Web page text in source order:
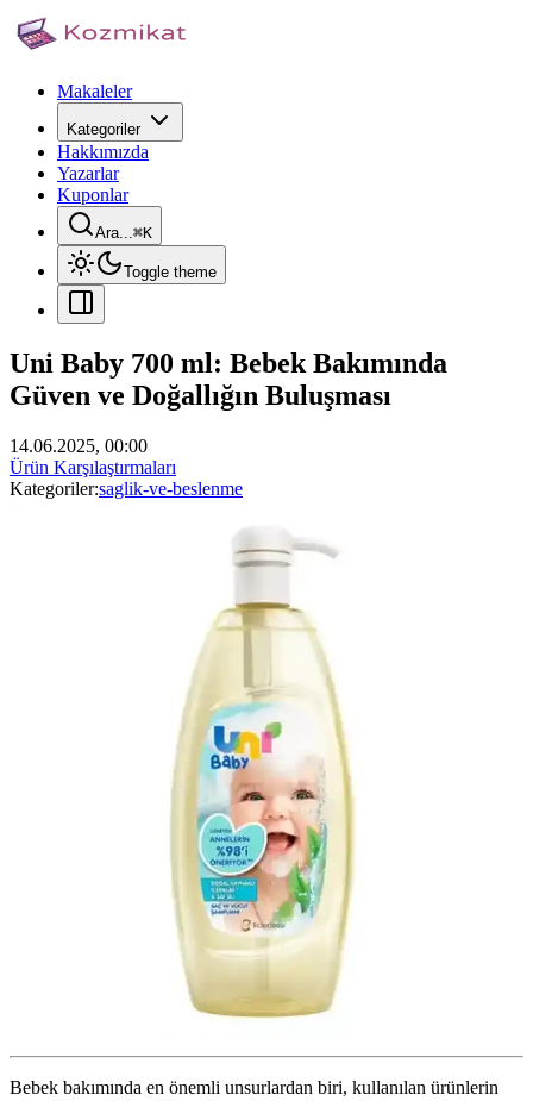
Makaleler
Kategoriler
Hakkımızda
Yazarlar
Kuponlar
Ara...⌘K
Toggle theme
Uni Baby 700 ml: Bebek Bakımında
Güven ve Doğallığın Buluşması
14.06.2025, 00:00
Ürün Karşılaştırmaları
Kategoriler:saglik-ve-beslenme
Bebek bakımında en önemli unsurlardan biri, kullanılan ürünlerin